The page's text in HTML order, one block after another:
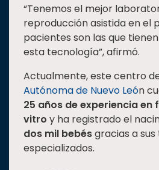
“Tenemos el mejor
reproducción asistida en el
pacientes son las que
esta tecnología”, afirmó.
Actualmente, este centro
Autónoma de Nuevo León
25 años de experiencia en
vitro y ha registrado el
dos mil bebésgracias a
especializados.